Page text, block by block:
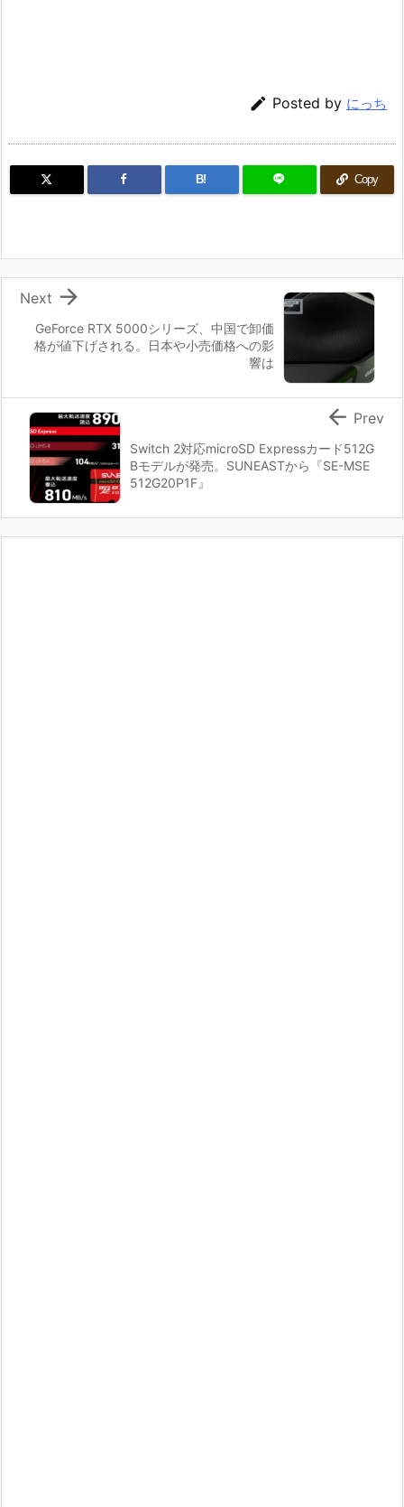
 Posted by にっち
B! Copy
GeForce RTX 5000シリーズ、中国で卸価
格が値下げされる。日本や小売価格への影
響は

Next
Switch 2対応microSD Expressカード512G
Bモデルが発売。SUNEASTから『SE-MSE
512G20P1F』
 Prev